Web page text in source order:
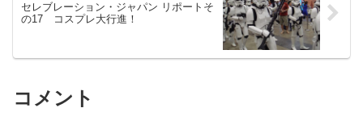
セレブレーション・ジャパン リポートそ
の17 コスプレ大行進！
コメント